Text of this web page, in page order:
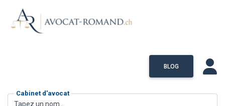
BLOG
Cabinet d'avocat